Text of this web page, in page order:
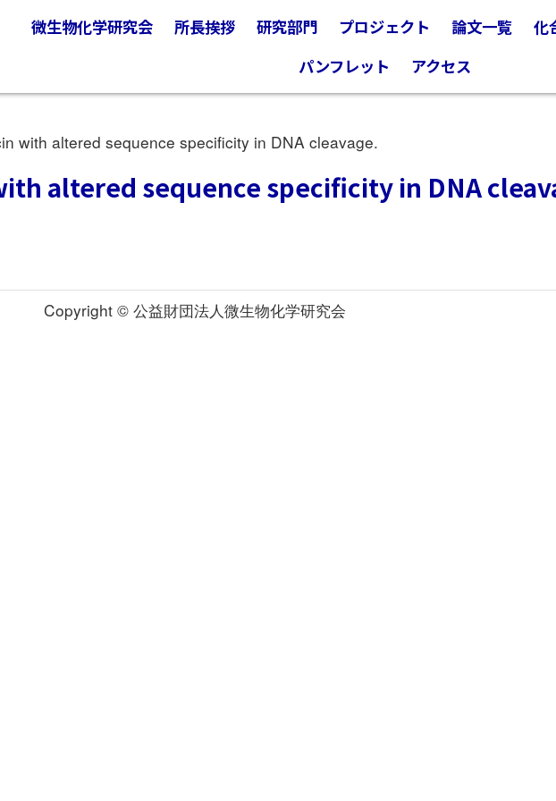
微生物化学研究会 所長挨拶 研究部門 プロジェクト 論文一覧 化
パンフレット
アクセス
with altered sequence specificity in DNA cleavage.
altered sequence specificity in DNA
Copyright © 公益財団法人微生物化学研究会